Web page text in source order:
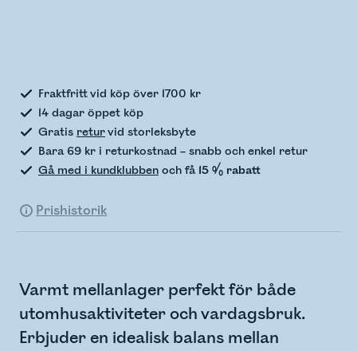
Fraktfritt vid köp över 1700 kr
14 dagar öppet köp
Gratis returvid storleksbyte
Bara 69 kr i returkostnad – snabb och enkel retur
Gå med i kundklubben och få 15 % rabatt
Prishistorik
Varmt mellanlager perfekt för både
utomhusaktiviteter och vardagsbruk.
Erbjuder en idealisk balans mellan